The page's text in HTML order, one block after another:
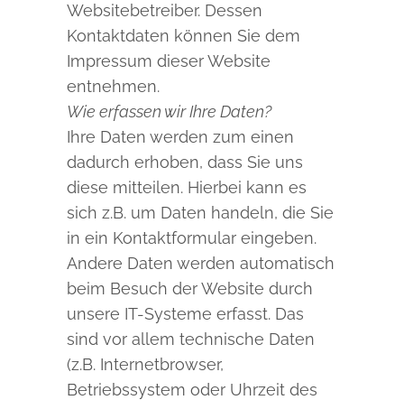
Websitebetreiber. Dessen
Kontaktdaten können Sie dem
Impressum dieser Website
entnehmen.
Wie erfassen wir Ihre Daten?
Ihre Daten werden zum einen
dadurch erhoben, dass Sie uns
diese mitteilen. Hierbei kann es
sich z.B. um Daten handeln, die Sie
in ein Kontaktformular eingeben.
Andere Daten werden automatisch
beim Besuch der Website durch
unsere IT-Systeme erfasst. Das
sind vor allem technische Daten
(z.B. Internetbrowser,
Betriebssystem oder Uhrzeit des